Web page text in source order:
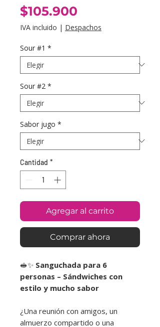
$105.900
IVA incluido | Despachos
Sour #1 *
Sour #2 *
Sabor jugo *
Cantidad *
Agregar al carrito
Comprar ahora
🥪✨ Sanguchada para 6
personas – Sándwiches con
estilo y mucho sabor
¿Una reunión con amigos, un
almuerzo compartido o una